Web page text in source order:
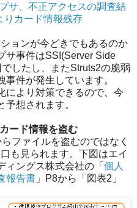
サ、不正アクセスの調査結
りカード情報残存
ョンが今どきでもあるのか
サ事件はSSI(Server Side
したし、またStruts2の脆弱
件が発生しています。
により対策できるので、今
想されます。
ード情報を盗む
ファイルを盗むのではなく
も見られます。下図はエイ
ィングス株式会社の「 個人
報告書 」P8から「図表2」